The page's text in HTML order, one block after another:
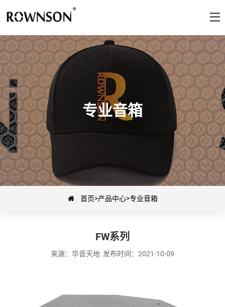
专业音箱
首页>产品中心>专业音箱
FW系列
来源：华音天地 发布时间：2021-10-09